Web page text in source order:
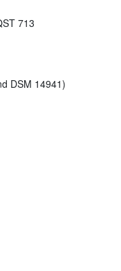
713
DSM 14941)